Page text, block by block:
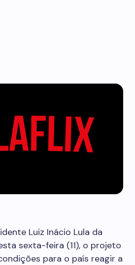
Luiz Inácio Lula da
sexta-feira (11), o projeto
para o país reagir a